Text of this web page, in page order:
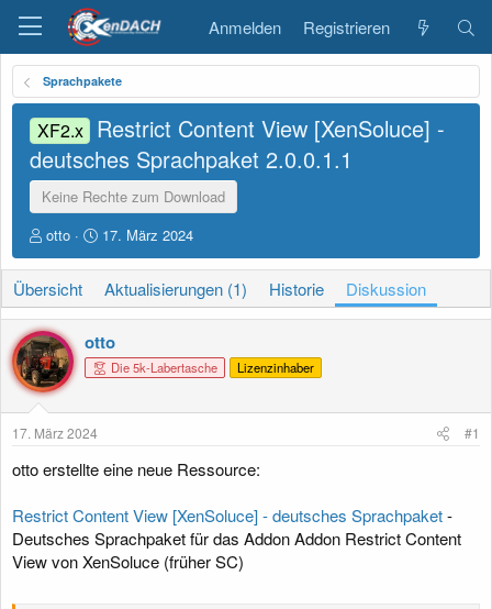
Anmelden Registrieren
Sprachpakete
XF2.x Restrict Content View [XenSoluce] -
deutsches Sprachpaket 2.0.0.1.1
Keine Rechte zum Download
E
r
s
t
e
l
l
e
r
otto
E
r
s
t
e
l
l
t
m
17. März 2024
Übersicht Aktualisierungen (1) Historie Diskussion
otto
Die 5k-Labertasche Lizenzinhaber
17. März 2024 #1
otto erstellte eine neue Ressource:
Restrict Content View [XenSoluce] - deutsches Sprachpaket-
Deutsches Sprachpaket für das Addon Addon Restrict Content
View von XenSoluce (früher SC)